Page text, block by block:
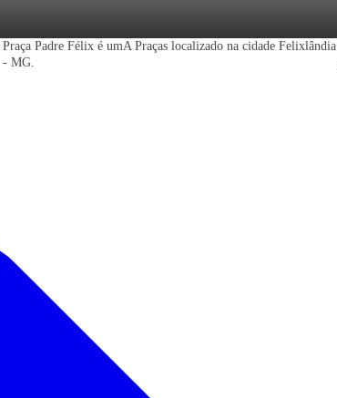
Praça Padre Félix é umA Praças localizado na cidade Felixlândia
- MG.